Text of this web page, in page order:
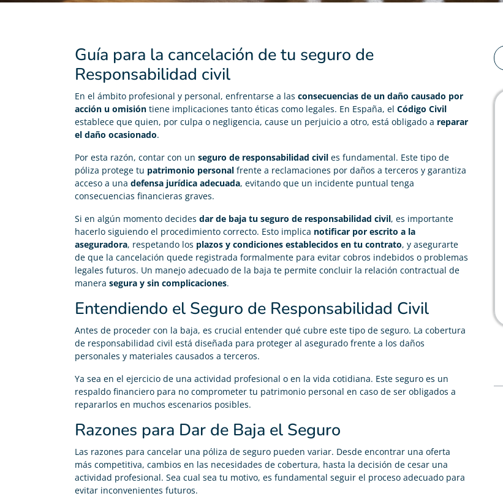
Guía para la cancelación de tu seguro de
Responsabilidad civil
En el ámbito profesional y personal, enfrentarse a las consecuencias de un daño causado por
acción u omisión tiene implicaciones tanto éticas como legales. En España, el Código Civil
establece que quien, por culpa o negligencia, cause un perjuicio a otro, está obligado a reparar
el daño ocasionado.
Por esta razón, contar con un seguro de responsabilidad civil es fundamental. Este tipo de
póliza protege tu patrimonio personal frente a reclamaciones por daños a terceros y garantiza
acceso a una defensa jurídica adecuada, evitando que un incidente puntual tenga
consecuencias financieras graves.
Si en algún momento decides dar de baja tu seguro de responsabilidad civil, es importante
hacerlo siguiendo el procedimiento correcto. Esto implica notificar por escrito a la
aseguradora, respetando los plazos y condiciones establecidos en tu contrato, y asegurarte
de que la cancelación quede registrada formalmente para evitar cobros indebidos o problemas
legales futuros. Un manejo adecuado de la baja te permite concluir la relación contractual de
manera segura y sin complicaciones.
Entendiendo el Seguro de Responsabilidad Civil
Antes de proceder con la baja, es crucial entender qué cubre este tipo de seguro. La cobertura
de responsabilidad civil está diseñada para proteger al asegurado frente a los daños
personales y materiales causados a terceros.
Ya sea en el ejercicio de una actividad profesional o en la vida cotidiana. Este seguro es un
respaldo financiero para no comprometer tu patrimonio personal en caso de ser obligados a
repararlos en muchos escenarios posibles.
Razones para Dar de Baja el Seguro
Las razones para cancelar una póliza de seguro pueden variar. Desde encontrar una oferta
más competitiva, cambios en las necesidades de cobertura, hasta la decisión de cesar una
actividad profesional. Sea cual sea tu motivo, es fundamental seguir el proceso adecuado para
evitar inconvenientes futuros.

Me he pasado de mi antigua compañía, me han dado
de baja de la anterior gratis y ahora pago 200€ menos
en mi seguro de vida. Todo perfecto!
 
El chico que me atendió fue muy amable y profesional.
Me gestionó la baja de mi seguro que me tenia ya
desesperada.